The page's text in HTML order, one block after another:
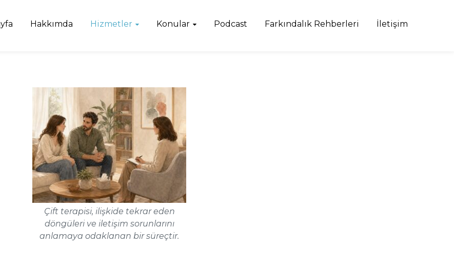
Hakkımda Hizmetler Konular Podcast Farkındalık Rehberleri İletişim
Çift terapisi, ilişkide tekrar eden
döngüleri ve iletişim sorunlarını
anlamaya odaklanan bir süreçtir.